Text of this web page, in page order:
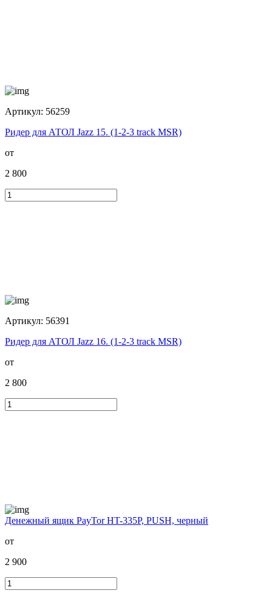
Артикул: 56259
Ридер для АТОЛ Jazz 15. (1-2-3 track MSR)
от
2 800
Артикул: 56391
Ридер для АТОЛ Jazz 16. (1-2-3 track MSR)
от
2 800
Денежный ящик PayTor HT-335P, PUSH, черный
от
2 900